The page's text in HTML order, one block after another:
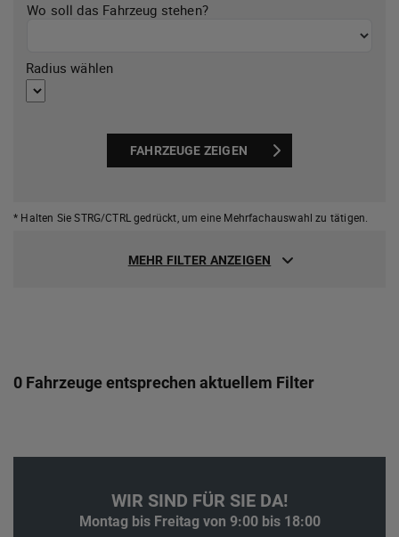
Wo soll das Fahrzeug stehen?
Radius wählen
FAHRZEUGE ZEIGEN
* Halten Sie STRG/CTRL gedrückt, um eine Mehrfachauswahl zu tätigen.
MEHR FILTER ANZEIGEN
0 Fahrzeuge entsprechen aktuellem Filter
WIR SIND FÜR SIE DA!
Montag bis Freitag von 9:00 bis 18:00